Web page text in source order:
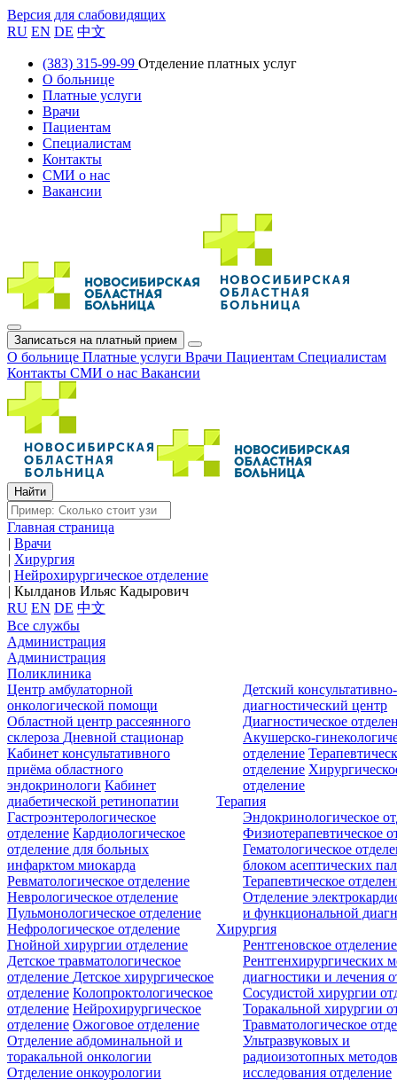
Версия для слабовидящих
RU EN DE 中文
(383) 315-99-99 Отделение платных услуг
О больнице
Платные услуги
Врачи
Пациентам
Специалистам
Контакты
СМИ о нас
Вакансии
Записаться на платный прием
О больнице Платные услуги Врачи Пациентам Специалистам
Контакты СМИ о нас Вакансии
Главная страница
| Врачи
| Хирургия
| Нейрохирургическое отделение
| Кылданов Ильяс Кадырович
RU EN DE 中文
Все службы
Администрация
Администрация
Поликлиника
Центр амбулаторной
онкологической помощи
Областной центр рассеянного
склероза Дневной стационар
Кабинет консультативного
приёма областного
эндокринологи Кабинет
диабетической ретинопатии
Детский консультативно-
диагностический центр
Диагностическое
Акушерско-
отделение
отделение
отделение
Терапия
Гастроэнтерологическое
отделение Кардиологическое
отделение для больных
инфарктом миокарда
Ревматологическое отделение
Неврологическое отделение
Пульмонологическое отделение
Нефрологическое отделение
Эндокринологическое
Физиотерапевтическое
Гематологическое
блоком асептических
Терапевтическое
Отделение
и функциональной
Хирургия
Гнойной хирургии отделение
Детское травматологическое
отделение Детское хирургическое
отделение Колопроктологическое
отделение Нейрохирургическое
отделение Ожоговое отделение
Отделение абдоминальной и
торакальной онкологии
Отделение онкоурологии
Рентгеновское отделение
Рентгенхирургических
диагностики и лечения
Сосудистой хирургии
Торакальной хирургии
Травматологическое
Ультразвуковых и
радиоизотопных
исследования отделение